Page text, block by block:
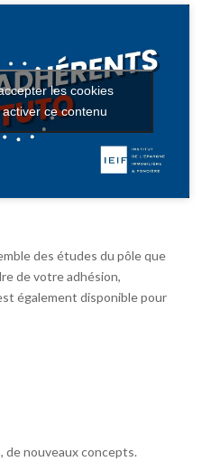
les cookies
ce contenu
des études du pôle que
de votre adhésion,
également disponible pour
, de nouveaux concepts.